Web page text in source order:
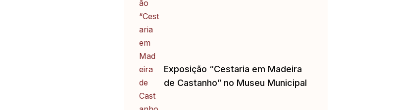
Exposição “Cestaria em Madeira
de Castanho” no Museu Municipal